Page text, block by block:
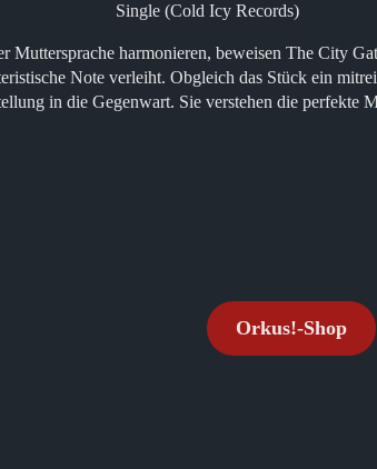
Single (Cold Icy Records)
Muttersprache harmonieren, beweisen The City
Note verleiht. Obgleich das Stück ein
in die Gegenwart. Sie verstehen die perfekte
Orkus!-Shop